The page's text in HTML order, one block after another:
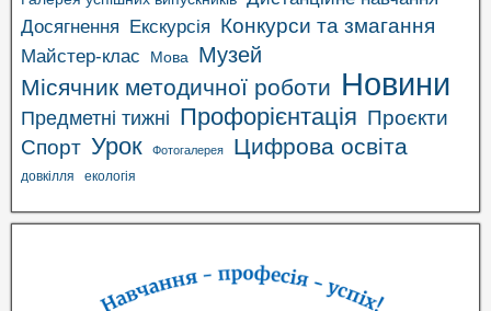
Досягнення Екскурсія Конкурси та змагання
Майстер-клас Мова Музей
Місячник методичної роботи Новини
Предметні тижні Профорієнтація Проєкти
Спорт Урок Фотогалерея Цифрова освіта
довкілля екологія